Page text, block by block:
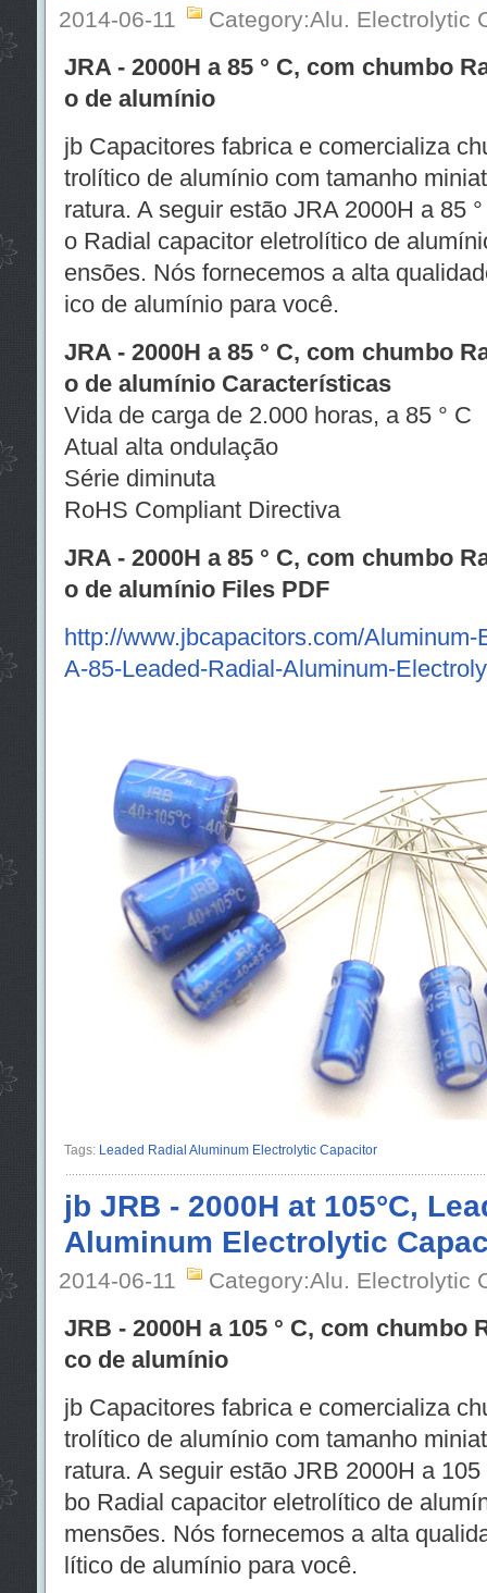
2014-06-11 Category:Alu. Electrolytic
JRA - 2000H a 85 ° C, com chumbo
o de alumínio
jb Capacitores fabrica e comercializa
trolítico de alumínio com tamanho
ratura. A seguir estão JRA 2000H a 85
o Radial capacitor eletrolítico de
ensões. Nós fornecemos a alta
ico de alumínio para você.
JRA - 2000H a 85 ° C, com chumbo
o de alumínio Características
Vida de carga de 2.000 horas, a 85 ° C
Atual alta ondulação
Série diminuta
RoHS Compliant Directiva
JRA - 2000H a 85 ° C, com chumbo
o de alumínio Files PDF
http://www.jbcapacitors.com/
A-85-Leaded-Radial-Aluminum-
Tags: Leaded Radial Aluminum Electrolytic Capacitor
jb JRB - 2000H at 105°C,
Aluminum Electrolytic
2014-06-11 Category:Alu. Electrolytic
JRB - 2000H a 105 ° C, com
co de alumínio
jb Capacitores fabrica e comercializa
trolítico de alumínio com tamanho
ratura. A seguir estão JRB 2000H a
bo Radial capacitor eletrolítico de
mensões. Nós fornecemos a alta
lítico de alumínio para você.